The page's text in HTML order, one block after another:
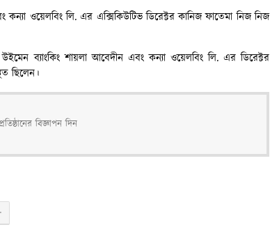
কন্যা ওয়েলবিং লি. এর এক্সিকিউটিভ ডিরেক্টর কানিজ ফাতেমা নিজ নিজ
ব্যাংকিং শায়লা আবেদীন এবং কন্যা ওয়েলবিং লি. এর ডিরেক্টর
ছিলেন।
বিজ্ঞাপন দিন